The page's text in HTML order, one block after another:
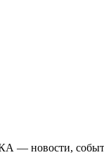
— новости,